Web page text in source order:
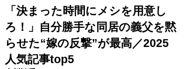
「決まった時間にメシを用意し
ろ！」自分勝手な同居の義父を黙
らせた“嫁の反撃”が最高／2025
人気記事top5